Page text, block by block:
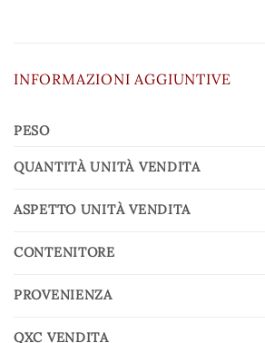
INFORMAZIONI AGGIUNTIVE
PESO
QUANTITÀ UNITÀ VENDITA
ASPETTO UNITÀ VENDITA
CONTENITORE
PROVENIENZA
QXC VENDITA